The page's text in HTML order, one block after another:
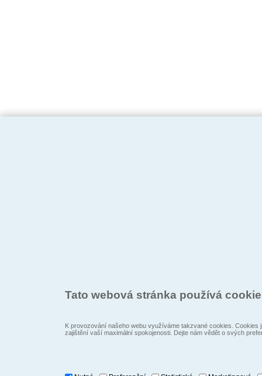
Tato webová stránka používá
K provozování našeho webu využíváme takzvané cookies.
zajištění vaší maximální spokojenosti. Dejte nám vědět o svých